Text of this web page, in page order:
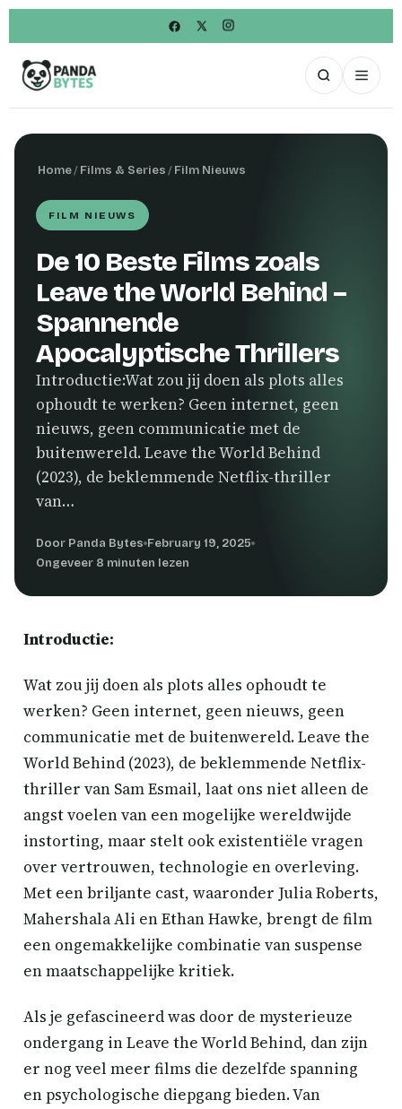
Home/Films & Series/Film Nieuws
FILM NIEUWS
De 10 Beste Films zoals
Leave the World Behind –
Spannende
Apocalyptische Thrillers
Introductie:Wat zou jij doen als plots alles
ophoudt te werken? Geen internet, geen
nieuws, geen communicatie met de
buitenwereld. Leave the World Behind
(2023), de beklemmende Netflix-thriller
van…
Door Panda Bytes February 19, 2025
Ongeveer 8 minuten lezen
Introductie:
Wat zou jij doen als plots alles ophoudt te
werken? Geen internet, geen nieuws, geen
communicatie met de buitenwereld. Leave the
World Behind (2023), de beklemmende Netflix-
thriller van Sam Esmail, laat ons niet alleen de
angst voelen van een mogelijke wereldwijde
instorting, maar stelt ook existentiële vragen
over vertrouwen, technologie en overleving.
Met een briljante cast, waaronder Julia Roberts,
Mahershala Ali en Ethan Hawke, brengt de film
een ongemakkelijke combinatie van suspense
en maatschappelijke kritiek.
Als je gefascineerd was door de mysterieuze
ondergang in Leave the World Behind, dan zijn
er nog veel meer films die dezelfde spanning
en psychologische diepgang bieden. Van